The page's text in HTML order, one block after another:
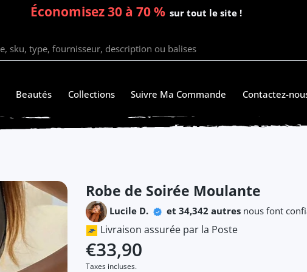
Économisez 30 à 70 % sur tout le site !
Beautés Collections Suivre Ma Commande Contactez-
Robe de Soirée Moulante
Lucile D. et 34,342 autresnous font
Livraison assurée par la Poste
€33,90
Taxes incluses.